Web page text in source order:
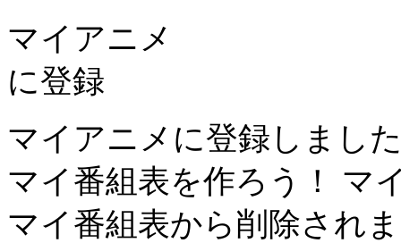
マイアニメ
に登録
マイアニメに登録しまし
マイ番組表を作ろう！
マ
マイ番組表から削除され